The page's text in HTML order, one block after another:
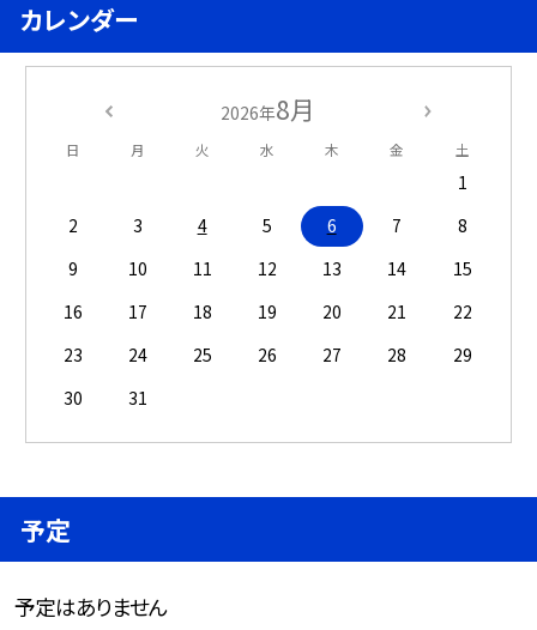
カレンダー
2026年8月
日 月 火 水 木 金 土
1
2
3 4 5 6 7
8
9
10 11 12 13 14
15
16
17 18 19 20 21
22
23
24 25 26 27 28
29
30
31
予定
予定はありません